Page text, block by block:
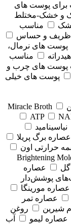
برای پوست های
و خشک-مختلط
مناسب
ظریف و حساس
پوست های نرمال،
مناسب
پوست های چرب و
پوست های خیلی
Miracle Broth
ATP
⁠نیاسینامید
عصاره برگ پریلا
حرارتی اون
Brightening
عصاره
پوشش‌دار
عصاره مورینگا
عصاره تمر
شیرین
روغن
عصاره لیمو
آب